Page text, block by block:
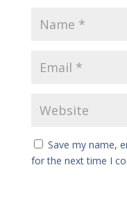
Save my name,
for the next time I